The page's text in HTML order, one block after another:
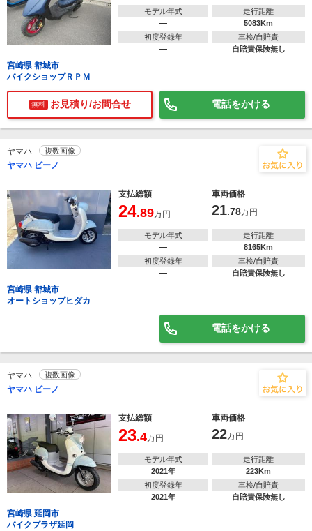
モデル年式
―
走行距離
5083Km
初度登録年
―
車検/自賠責
自賠責保険無し
宮崎県 都城市
バイクショップＲＰＭ
無料 お見積り/お問合せ 電話をかける
ヤマハ 複数画像
ヤマハ ビーノ
支払総額 車両価格
24.89万円 21.78万円
モデル年式
―
走行距離
8165Km
初度登録年
―
車検/自賠責
自賠責保険無し
宮崎県 都城市
オートショップヒダカ
電話をかける
ヤマハ 複数画像
ヤマハ ビーノ
支払総額 車両価格
23.4万円 22万円
モデル年式
2021年
走行距離
223Km
初度登録年
2021年
車検/自賠責
自賠責保険無し
宮崎県 延岡市
バイクプラザ延岡